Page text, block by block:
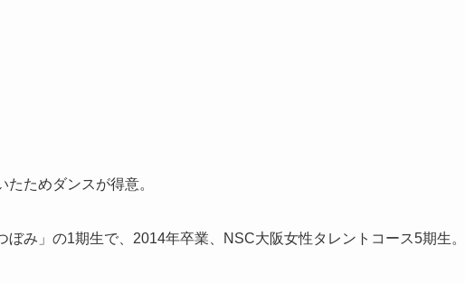
ためダンスが得意。
ぼみ」の1期生で、2014年卒業、NSC大阪女性タレントコース5期生。